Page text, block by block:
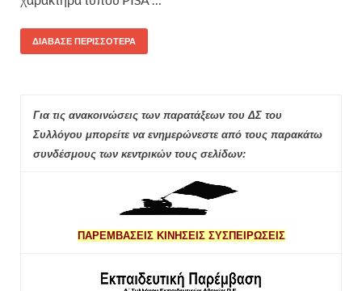
ΔΙΆΒΑΣΕ ΠΕΡΙΣΣΌΤΕΡΑ
Για τις ανακοινώσεις των παρατάξεων του ΔΣ του
Συλλόγου μπορείτε να ενημερώνεστε από τους παρακάτω
συνδέσμους των κεντρικών τους σελίδων:
ΠΑΡΕΜΒΑΣΕΙΣ ΚΙΝΗΣΕΙΣ ΣΥΣΠΕΙΡΩΣΕΙΣ